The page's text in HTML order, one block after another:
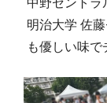
中野セントラ
明治大学 佐
も優しい味で